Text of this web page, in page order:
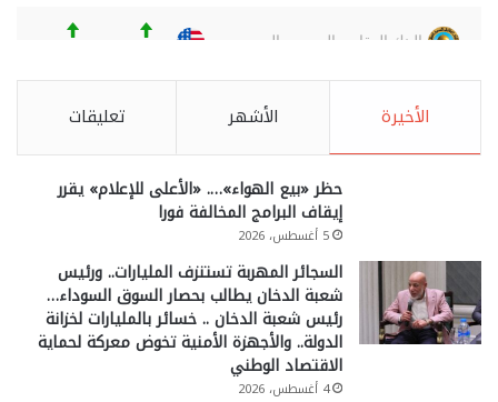
الأخيرة الأشهر تعليقات
حظر «بيع الهواء»…. «الأعلى للإعلام» يقرر
إيقاف البرامج المخالفة فورا
5 أغسطس، 2026
السجائر المهربة تستنزف المليارات.. ورئيس
شعبة الدخان يطالب بحصار السوق السوداء…
رئيس شعبة الدخان .. خسائر بالمليارات لخزانة
الدولة.. والأجهزة الأمنية تخوض معركة لحماية
الاقتصاد الوطني
4 أغسطس، 2026